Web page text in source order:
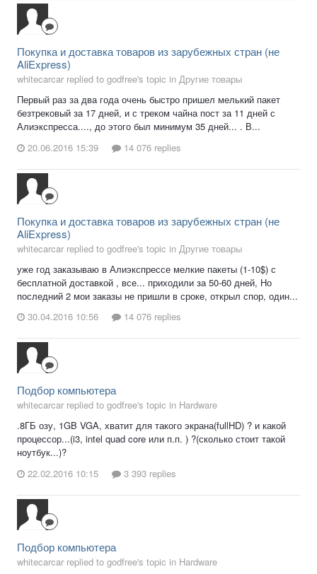
Покупка и доставка товаров из зарубежных стран (не
AliExpress)
whitecarcar replied to godfree's topic in Другие товары
Первый раз за два года очень быстро пришел мелький пакет
безтрековый за 17 дней, и с треком чайна пост за 11 дней с
Алиэкспресса...., до этого был минимум 35 дней... . В...
20.06.2016 15:39
14 076 replies
Покупка и доставка товаров из зарубежных стран (не
AliExpress)
whitecarcar replied to godfree's topic in Другие товары
уже год заказываю в Алиэкспрессе мелкие пакеты (1-10$) с
бесплатной доставкой , все... приходили за 50-60 дней, Но
последний 2 мои заказы не пришли в сроке, открыл спор, один...
30.04.2016 10:56
14 076 replies
Подбор компьютера
whitecarcar replied to godfree's topic in Hardware
.8ГБ озу, 1GB VGA, хватит для такого экрана(fullHD) ? и какой
процессор...(i3, intel quad core или п.п. ) ?(сколько стоит такой
ноутбук...)?
22.02.2016 10:15
3 393 replies
Подбор компьютера
whitecarcar replied to godfree's topic in Hardware